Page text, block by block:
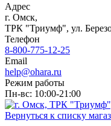
Адрес
г. Омск,
ТРК "Триумф", ул.
Телефон
8-800-775-12-25
Email
help@ohara.ru
Режим работы
Пн-вс: 10:00-21:00
Вернуться к списку